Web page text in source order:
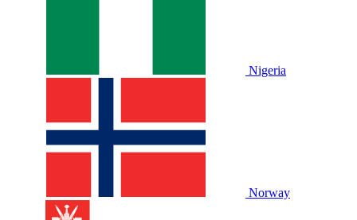
Nigeria
Norway